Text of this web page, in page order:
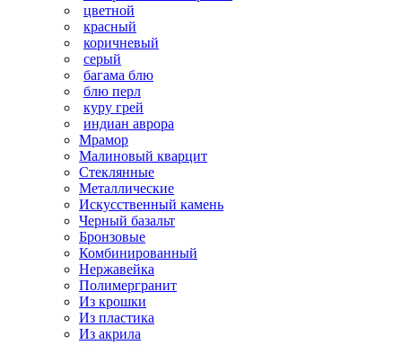
цветной
красный
коричневый
серый
багама блю
блю перл
куру грей
индиан аврора
Мрамор
Малиновый кварцит
Стеклянные
Металлические
Искусственный камень
Черный базальт
Бронзовые
Комбинированный
Нержавейка
Полимергранит
Из крошки
Из пластика
Из акрила